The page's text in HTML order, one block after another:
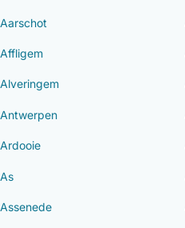
Aarschot
Affligem
Alveringem
Antwerpen
Ardooie
As
Assenede